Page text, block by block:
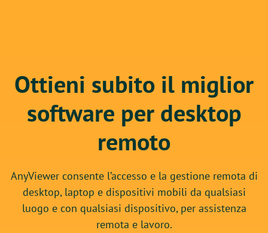
Ottieni subito il miglior
software per desktop
remoto
AnyViewer consente l’accesso e la gestione remota di
desktop, laptop e dispositivi mobili da qualsiasi
luogo e con qualsiasi dispositivo, per assistenza
remota e lavoro.